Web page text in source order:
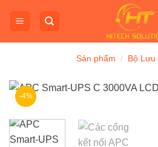
qua
Sản phẩm / Bộ Lưu
-4%